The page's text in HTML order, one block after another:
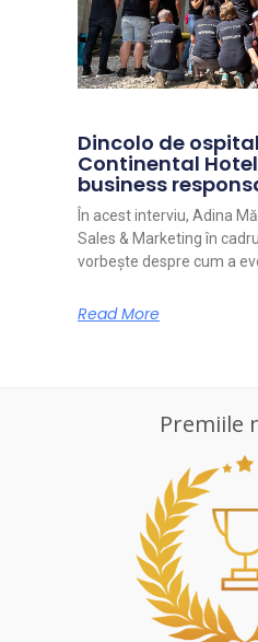
Dincolo de
Continental
business
În acest interviu, Adina
Sales & Marketing în
vorbește despre cum a
Read More
Premiile